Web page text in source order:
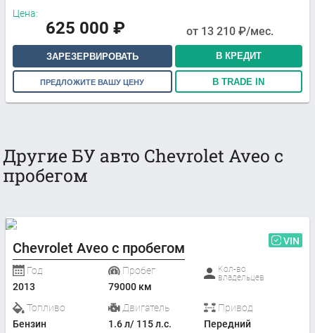
Цена:
625 000 ₽ от 13 210 ₽/мес.
ЗАРЕЗЕРВИРОВАТЬ В КРЕДИТ
ПРЕДЛОЖИТЕ ВАШУ ЦЕНУ В TRADE IN
Другие БУ авто Chevrolet Aveo с
пробегом
Chevrolet Aveo с пробегом VIN
Год
2013
Пробег
79000 км
Кол-во
владельцев
Топливо
Бензин
Двигатель
1.6 л/ 115 л.с.
Привод
Передний